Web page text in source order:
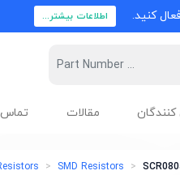
کنید. اطلاعات بیشتر...
مقالات تماس
SMD Resistors